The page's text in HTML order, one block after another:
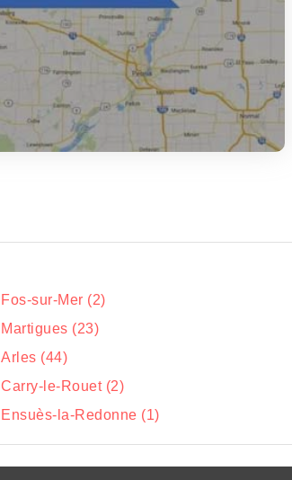
Fos-sur-Mer (2)
Martigues (23)
Arles (44)
Carry-le-Rouet (2)
Ensuès-la-Redonne (1)